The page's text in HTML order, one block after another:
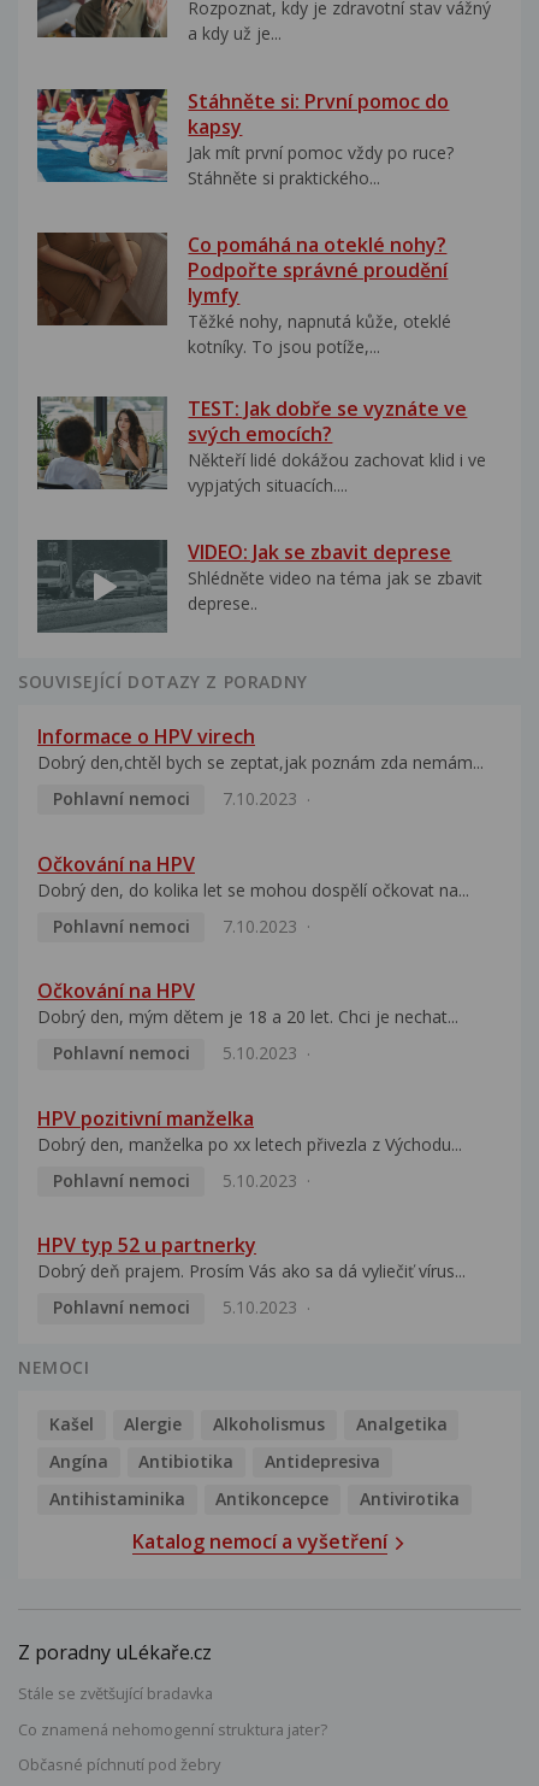
Rozpoznat, kdy je zdravotní stav vážný
a kdy už je...
Stáhněte si: První pomoc do
kapsy
Jak mít první pomoc vždy po ruce?
Stáhněte si praktického...
Co pomáhá na oteklé nohy?
Podpořte správné proudění
lymfy
Těžké nohy, napnutá kůže, oteklé
kotníky. To jsou potíže,...
TEST: Jak dobře se vyznáte ve
svých emocích?
Někteří lidé dokážou zachovat klid i ve
vypjatých situacích....
VIDEO: Jak se zbavit deprese
Shlédněte video na téma jak se zbavit
deprese..
SOUVISEJÍCÍ DOTAZY Z PORADNY
Informace o HPV virech
Dobrý den,chtěl bych se zeptat,jak poznám zda nemám...
Pohlavní nemoci
7.10.2023
Očkování na HPV
Dobrý den, do kolika let se mohou dospělí očkovat na...
Pohlavní nemoci
7.10.2023
Očkování na HPV
Dobrý den, mým dětem je 18 a 20 let. Chci je nechat...
Pohlavní nemoci
5.10.2023
HPV pozitivní manželka
Dobrý den, manželka po xx letech přivezla z Východu...
Pohlavní nemoci
5.10.2023
HPV typ 52 u partnerky
Dobrý deň prajem. Prosím Vás ako sa dá vyliečiť vírus...
Pohlavní nemoci
5.10.2023
NEMOCI
Kašel Alergie Alkoholismus
Analgetika
Angína
Antibiotika
Antidepresiva
Antihistaminika
Antikoncepce Antivirotika
Katalog nemocí a vyšetření
Z poradny uLékaře.cz
Stále se zvětšující bradavka
Co znamená nehomogenní struktura jater?
Občasné píchnutí pod žebry